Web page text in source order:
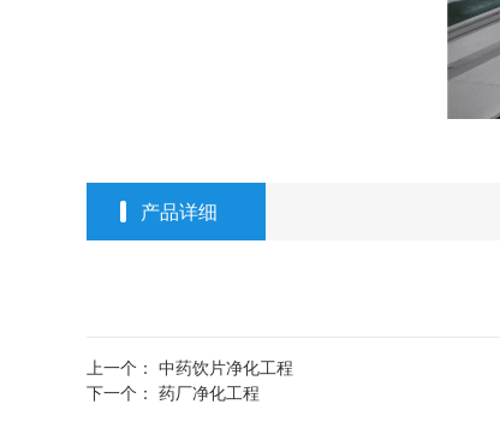
产品详细
上一个： 中药饮片净化工程
下一个： 药厂净化工程